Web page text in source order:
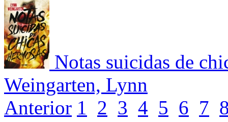
Notas suicidas de
Weingarten, Lynn
Anterior 1 2 3 4 5 6 7